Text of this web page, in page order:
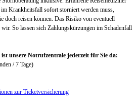
Krankheitsfall sofort storniert werden muss,
doch reisen können. Das Risiko von eventuell
So lassen sich Zahlungskürzungen im Schadenfall
unsere Notrufzentrale jederzeit für Sie da:
/ 7 Tage)
zur Ticketversicherung